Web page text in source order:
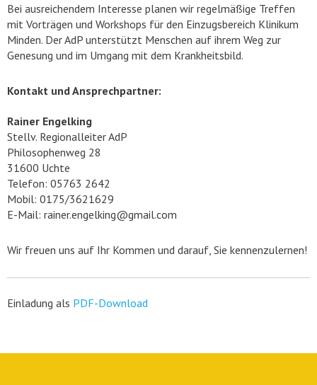
Bei ausreichendem Interesse planen wir regelmäßige Treffen
mit Vorträgen und Workshops für den Einzugsbereich Klinikum
Minden. Der AdP unterstützt Menschen auf ihrem Weg zur
Genesung und im Umgang mit dem Krankheitsbild.
Kontakt und Ansprechpartner:
Rainer Engelking
Stellv. Regionalleiter AdP
Philosophenweg 28
31600 Uchte
Telefon: 05763 2642
Mobil: 0175/3621629
E-Mail: rainer.engelking@gmail.com
Wir freuen uns auf Ihr Kommen und darauf, Sie kennenzulernen!
Einladung als PDF-Download